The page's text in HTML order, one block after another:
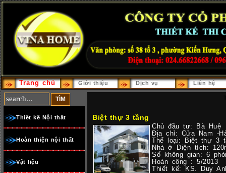
Trang chủ Giới thiệu Dịch vụ Liên hệ
Thiết kế Nội thất
Hoàn thiện nội thất
Vật liệu
Biệt thự 3 tầng
Chủ đầu tư: Bà Huệ
Địa chỉ: Cửa Nam -
Thể loại: Biệt thự 3
Nhà ở Diện tích:
Số không gian: 6
Hoàn công : 5/2013
Thiết kế: KS. Duy